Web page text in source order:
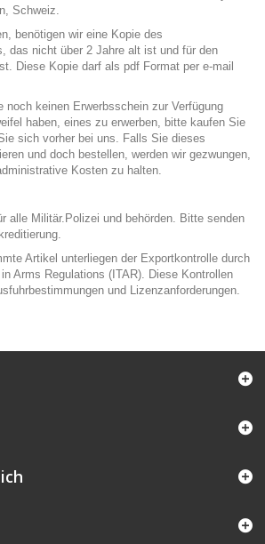
Schweiz.
benötigen wir eine Kopie des
das nicht über 2 Jahre alt ist und für den
Diese Kopie darf als pdf Format per e-mail
noch keinen Erwerbsschein zur Verfügung
haben, eines zu erwerben, bitte kaufen Sie
sich vorher bei uns. Falls Sie dieses
und doch bestellen, werden wir gezwungen,
Kosten zu halten.
alle Militär.Polizei und behörden. Bitte senden
Artikel unterliegen der Exportkontrolle durch
Arms Regulations (ITAR). Diese Kontrollen
und Lizenzanforderungen.